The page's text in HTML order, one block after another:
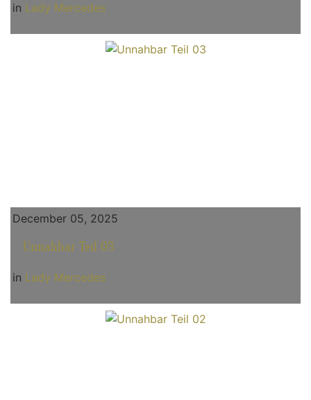
in Lady Mercedes
December 05, 2025
Unnahbar Teil 03
in Lady Mercedes